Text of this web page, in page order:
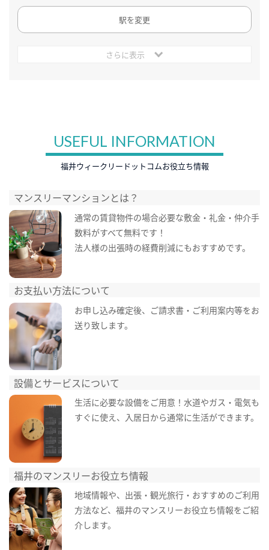
駅を変更
さらに表示
USEFUL INFORMATION
福井ウィークリードットコムお役立ち情報
マンスリーマンションとは？
通常の賃貸物件の場合必要な敷金・礼金・仲介手
数料がすべて無料です！
法人様の出張時の経費削減にもおすすめです。
お支払い方法について
お申し込み確定後、ご請求書・ご利用案内等をお
送り致します。
設備とサービスについて
生活に必要な設備をご用意！水道やガス・電気も
すぐに使え、入居日から通常に生活ができます。
福井のマンスリーお役立ち情報
地域情報や、出張・観光旅行・おすすめのご利用
方法など、福井のマンスリーお役立ち情報をご紹
介します。